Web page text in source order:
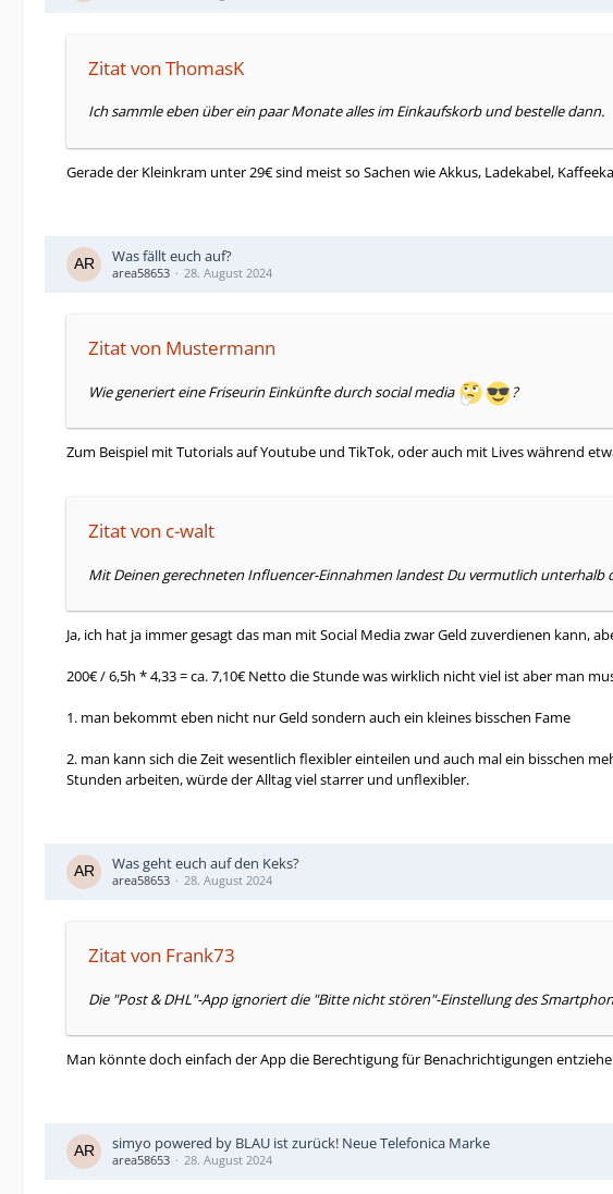
Zitat von ThomasK
Ich sammle eben über ein paar Monate alles im Einkaufskorb und bestelle dann.
Gerade der Kleinkram unter 29€ sind meist so Sachen wie Akkus, Ladekabel,
Was fällt euch auf?
area58653 28. August 2024
Zitat von Mustermann
Wie generiert eine Friseurin Einkünfte durch social media ?
Zum Beispiel mit Tutorials auf Youtube und TikTok, oder auch mit Lives während
Zitat von c-walt
Mit Deinen gerechneten Influencer-Einnahmen landest Du vermutlich
Ja, ich hat ja immer gesagt das man mit Social Media zwar Geld zuverdienen kann,
200€ / 6,5h * 4,33 = ca. 7,10€ Netto die Stunde was wirklich nicht viel ist aber man
1. man bekommt eben nicht nur Geld sondern auch ein kleines bisschen Fame
2. man kann sich die Zeit wesentlich flexibler einteilen und auch mal ein bisschen
Stunden arbeiten, würde der Alltag viel starrer und unflexibler.
Was geht euch auf den Keks?
area58653 28. August 2024
Zitat von Frank73
Die "Post & DHL"-App ignoriert die "Bitte nicht stören"-Einstellung des
Man könnte doch einfach der App die Berechtigung für Benachrichtigungen
simyo powered by BLAU ist zurück! Neue Telefonica Marke
area58653 28. August 2024